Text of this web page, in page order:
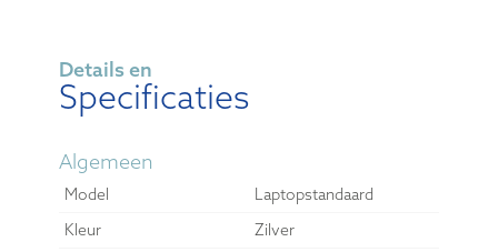
Details en
Specificaties
Algemeen
Model
Laptopstandaard
Kleur
Zilver